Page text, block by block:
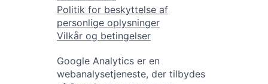
Politik for beskyttelse af
personlige oplysninger
Vilkår og betingelser
Google Analytics er en
webanalysetjeneste, der tilbydes